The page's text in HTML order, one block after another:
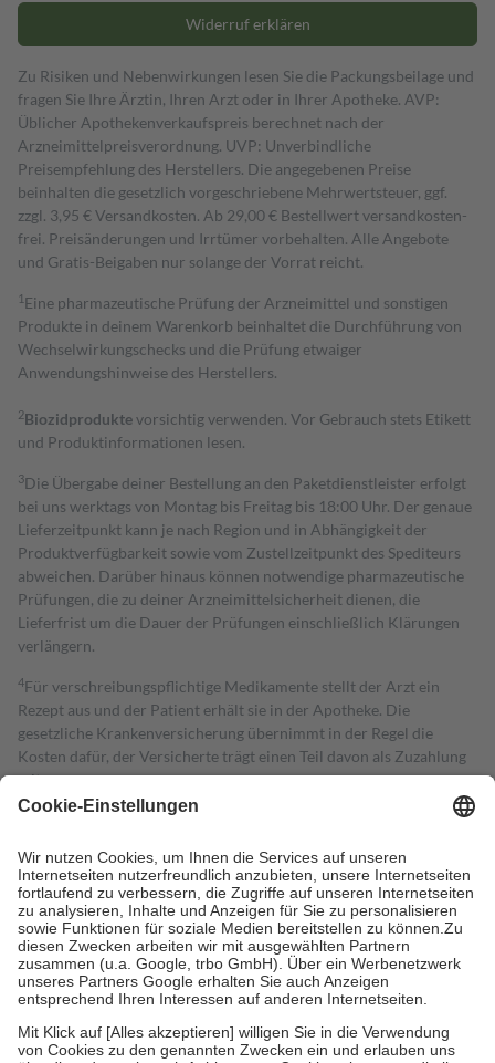
Widerruf erklären
Zu Risiken und Nebenwirkungen lesen Sie die Packungsbeilage und
fragen Sie Ihre Ärztin, Ihren Arzt oder in Ihrer Apotheke. AVP:
Üblicher Apothekenverkaufspreis berechnet nach der
Arzneimittelpreisverordnung. UVP: Unverbindliche
Preisempfehlung des Herstellers. Die angegebenen Preise
beinhalten die gesetzlich vorgeschriebene Mehrwertsteuer, ggf.
zzgl. 3,95 € Versandkosten. Ab 29,00 € Bestell­wert versand­kosten­
frei. Preisänderungen und Irrtümer vorbehalten. Alle Angebote
und Gratis-Beigaben nur solange der Vorrat reicht.
1 Eine pharmazeutische Prüfung der Arzneimittel und sonstigen
Produkte in deinem Warenkorb beinhaltet die Durchführung von
Wechselwirkungschecks und die Prüfung etwaiger
Anwendungshinweise des Herstellers.
2Biozidproduktevorsichtig verwenden. Vor Gebrauch stets Etikett
und Produktinformationen lesen.
3Die Übergabe deiner Bestellung an den Paketdienstleister erfolgt
bei uns werktags von Montag bis Freitag bis 18:00 Uhr. Der genaue
Lieferzeitpunkt kann je nach Region und in Abhängigkeit der
Produktverfügbarkeit sowie vom Zustellzeitpunkt des Spediteurs
abweichen. Darüber hinaus können notwendige pharmazeutische
Prüfungen, die zu deiner Arzneimittelsicherheit dienen, die
Lieferfrist um die Dauer der Prüfungen einschließlich Klärungen
verlängern.
4Für verschreibungspflichtige Medikamente stellt der Arzt ein
Rezept aus und der Patient erhält sie in der Apotheke. Die
gesetzliche Krankenversicherung übernimmt in der Regel die
Kosten dafür, der Versicherte trägt einen Teil davon als Zuzahlung
mit.
Grundsätzlich leisten Mitglieder Zuzahlungen in Höhe von zehn
höchstens zehn Euro.
Es sind jedoch nie mehr als die tatsächlichen
Kosten der Leistung zu entrichten.
Diese Regeln gelten grundsätzlich auch für Online-Apotheken.
Bei Heilmitteln und häuslicher Krankenpflege beträgt die
Zuzahlung zehn Prozent der Kosten sowie zehn Euro je
Verordnung.
Um das Engagement der Versicherten für ihre eigene Gesundheit zu
stärken und die besondere Stellung der Familie zu unterstützen,
fallenkeine Zuzahlungenan bei:
• Kindern und Jugendlichen bis zum vollendeten 18. Lebensjahr